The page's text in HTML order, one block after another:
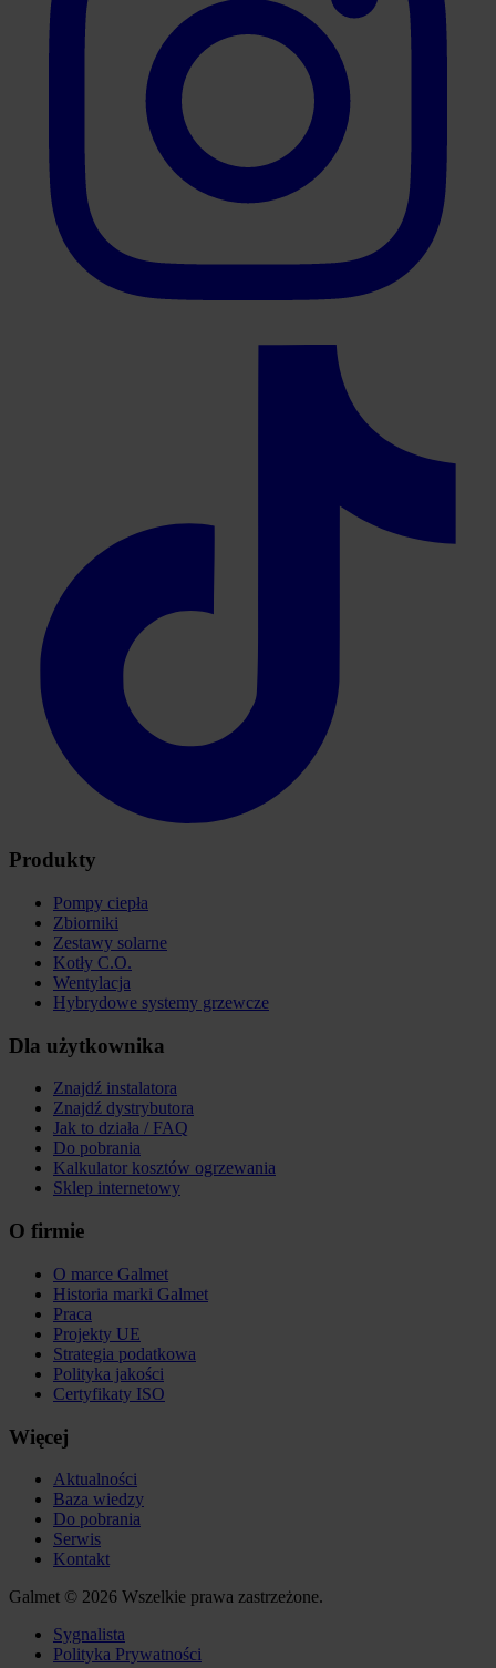
Produkty
Pompy ciepła
Zbiorniki
Zestawy solarne
Kotły C.O.
Wentylacja
Hybrydowe systemy grzewcze
Dla użytkownika
Znajdź instalatora
Znajdź dystrybutora
Jak to działa / FAQ
Do pobrania
Kalkulator kosztów ogrzewania
Sklep internetowy
O firmie
O marce Galmet
Historia marki Galmet
Praca
Projekty UE
Strategia podatkowa
Polityka jakości
Certyfikaty ISO
Więcej
Aktualności
Baza wiedzy
Do pobrania
Serwis
Kontakt
Galmet © 2026 Wszelkie prawa zastrzeżone.
Sygnalista
Polityka Prywatności